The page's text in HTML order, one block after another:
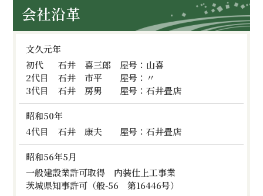
会社沿革
文久元年
初代
石井 喜三郎 屋号：山喜
2代目
石井 市平 屋号：〃
3代目
石井 房男 屋号：石井畳店
昭和50年
4代目
石井 康夫 屋号：石井畳店
昭和56年5月
一般建設業許可取得 内装仕上工事業
茨城県知事許可（般-56 第16446号）